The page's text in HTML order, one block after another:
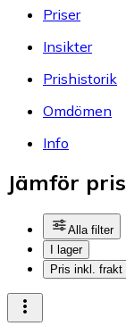
Priser
Insikter
Prishistorik
Omdömen
Info
Jämför
Alla filter
I lager
Pris inkl. frakt